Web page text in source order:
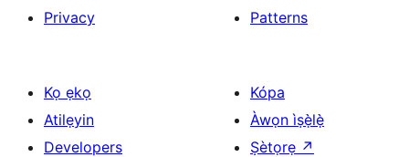
Privacy
Patterns
Kọ ẹkọ
Atilẹyin
Developers
Kópa
Àwọn ìṣẹ̀lẹ̀
Ṣètọrẹ ↗